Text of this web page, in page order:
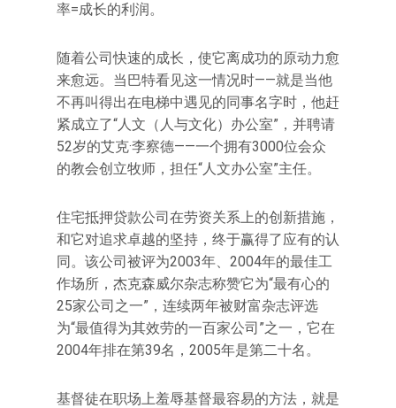
率=成长的利润。
随着公司快速的成长，使它离成功的原动力愈
来愈远。当巴特看见这一情况时——就是当他
不再叫得出在电梯中遇见的同事名字时，他赶
紧成立了“人文（人与文化）办公室”，并聘请
52岁的艾克·李察德——一个拥有3000位会众
的教会创立牧师，担任“人文办公室”主任。
住宅抵押贷款公司在劳资关系上的创新措施，
和它对追求卓越的坚持，终于赢得了应有的认
同。该公司被评为2003年、2004年的最佳工
作场所，杰克森威尔杂志称赞它为“最有心的
25家公司之一”，连续两年被财富杂志评选
为“最值得为其效劳的一百家公司”之一，它在
2004年排在第39名，2005年是第二十名。
基督徒在职场上羞辱基督最容易的方法，就是